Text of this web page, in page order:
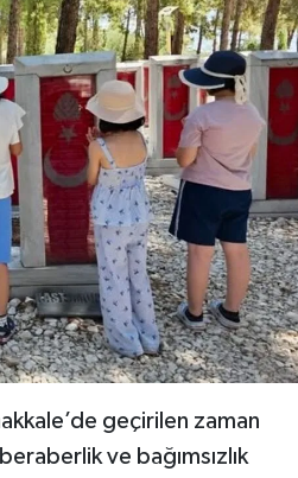
geçirilen zaman
ve bağımsızlık